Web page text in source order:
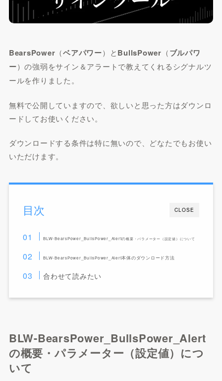
BearsPower （ベアパワー）とBullsPower （ブルパワ
ー）の強弱をサイン＆アラートで教えてくれるシグナルツ
ールを作りました。
無料で公開していますので、欲しいと思った方はダウンロ
ードしてお使いください。
ダウンロードする条件は特に無いので、どなたでもお使い
いただけます。
CLOSE
目次
BLW-BearsPower_BullsPower_Alertの概要・パラメーター（設定値）について
BLW-BearsPower_BullsPower_Alert本体のダウンロード方法
合わせて読みたい
BLW-BearsPower_BullsPower_Alert
の概要・パラメーター（設定値）につ
いて